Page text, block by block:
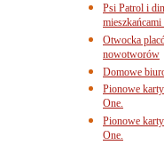
Psi Patrol i
Otwocka
nowotworów
Domowe
Pionowe
One.
Pionowe
One.